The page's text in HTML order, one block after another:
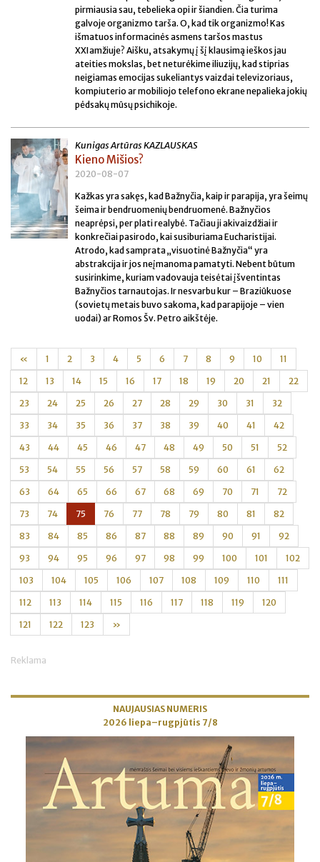
pirmiausia sau, tebelieka opi ir šiandien. Čia turima
galvoje organizmo tarša. O, kad tik organizmo! Kas
išmatuos informacinės asmens taršos mastus
XXI amžiuje? Aišku, atsakymų į šį klausimą ieškos jau
ateities mokslas, bet neturėkime iliuzijų, kad stiprias
neigiamas emocijas sukeliantys vaizdai televizoriaus,
kompiuterio ar mobiliojo telefono ekrane nepalieka jokių
pėdsakų mūsų psichikoje.
Kunigas Artūras KAZLAUSKAS
Kieno Mišios?
2020-08-07
Kažkas yra sakęs, kad Bažnyčia, kaip ir parapija, yra šeimų
šeima ir bendruomenių bendruomenė. Bažnyčios
neaprėpsi, per plati realybė. Tačiau ji akivaizdžiai ir
konkrečiai pasirodo, kai susiburiama Eucharistijai.
Atrodo, kad samprata „visuotinė Bažnyčia“ yra
abstrakcija ir jos neįmanoma pamatyti. Nebent būtum
susirinkime, kuriam vadovauja teisėtai įšventintas
Bažnyčios tarnautojas. Ir nesvarbu kur – Braziūkuose
(sovietų metais buvo sakoma, kad parapijoje – vien
uodai) ar Romos Šv. Petro aikštėje.
« 1 2 3 4 5 6 7 8 9 10 11
12 13 14 15 16 17 18 19 20 21 22
23 24 25 26 27 28 29 30 31 32
33 34 35 36 37 38 39 40 41 42
43 44 45 46 47 48 49 50 51 52
53 54 55 56 57 58 59 60 61 62
63 64 65 66 67 68 69 70 71 72
73 74 75 76 77 78 79 80 81 82
83 84 85 86 87 88 89 90 91 92
93 94 95 96 97 98 99 100 101 102
103 104 105 106 107 108 109 110 111
112 113 114 115 116 117 118 119 120
121 122 123 »
Reklama
NAUJAUSIAS NUMERIS
2026 liepa–rugpjūtis 7/8